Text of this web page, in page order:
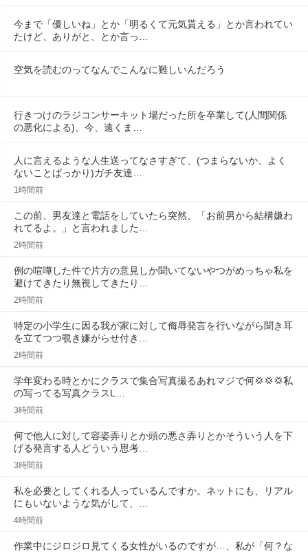
今まで「優しいね」とか「明るくて元気貰える」とか言われてい
たけど、ありがと、とか言っ…
空気を読むのってなんでこんなに難しいんだろう
行きつけのラジコンサーキット場だった所を卒業して(人間関係
の悪化による)、今、遠くま…
人に言えるような人生送ってなさすぎて、(つまらないか、よく
ないことばっかり)ガチ友達…
1時間前
この前、男友達と電話をしていたら突然、「お前男から結構嫌わ
れてるよ。」と言われました…
2時間前
例の喧嘩した件で片方の意見しか聞いてないやつがめっちゃ私を
避けてきたり無視してきたり…
2時間前
特定の小学生に因る我が家に対して侮辱発言を行いながら聞き耳
を立てつつ覗き嫌がらせ付き…
2時間前
学年変わる時とかにクラスで集合写真撮るあれマジで何💢💢‪💢‪私
の写ってる写真クラスL…
3時間前
何で他人に対して容姿弄りとか頭の悪さ弄りとかそういう人を下
げる発言する人どういう思考…
3時間前
私を必要としてくれる人っているんですか。ネットにも、リアル
にもいないような気がして、…
4時間前
作業中にジロジロ見てくる女性がいるのですが…、私が「何？な